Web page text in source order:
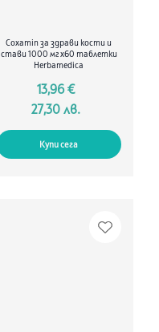
Coxamin за здрави кости и
стави 1000 мг х60 таблетки
Herbamedica
13,96 €
27,30 лв.
Купи сега